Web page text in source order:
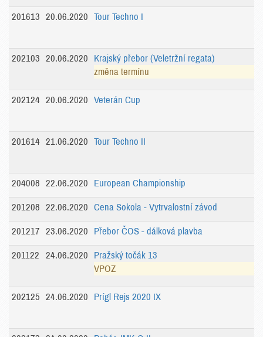
201613 20.06.2020 Tour Techno I
202103 20.06.2020
Krajský přebor (Veletržní regata)
změna termínu
202124 20.06.2020 Veterán Cup
201614 21.06.2020 Tour Techno II
204008 22.06.2020 European Championship
201208 22.06.2020 Cena Sokola - Vytrvalostní závod
201217 23.06.2020 Přebor ČOS - dálková plavba
201122 24.06.2020
Pražský točák 13
VPOZ
202125 24.06.2020 Prígl Rejs 2020 IX